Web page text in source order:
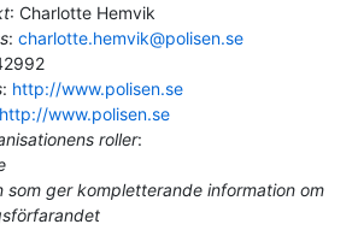
: Charlotte Hemvik
: charlotte.hemvik@polisen.se
: http://www.polisen.se
http://www.polisen.se
roller:
som ger kompletterande information om